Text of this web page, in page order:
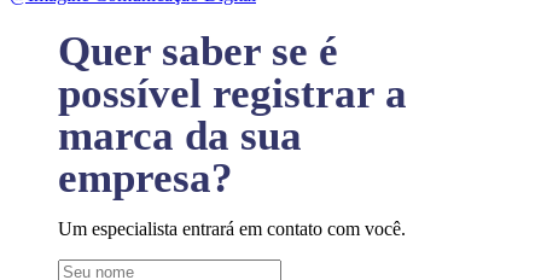
Quer saber se é
possível registrar a
marca da sua
empresa?
Um especialista entrará em contato com você.